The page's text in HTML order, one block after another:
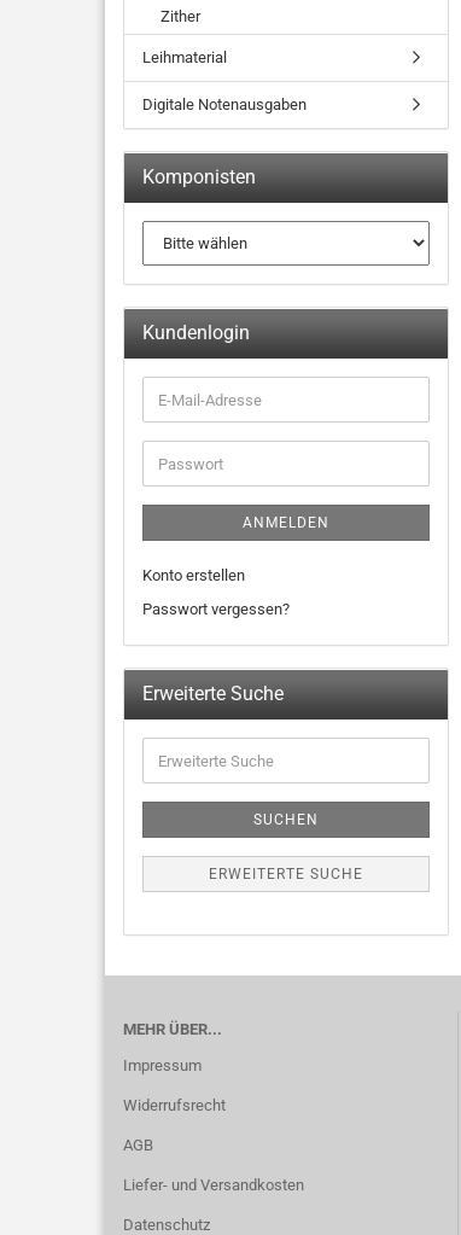
Zither
Leihmaterial
Digitale Notenausgaben
Komponisten
Kundenlogin
ANMELDEN
Konto erstellen
Passwort vergessen?
Erweiterte Suche
SUCHEN
ERWEITERTE SUCHE
MEHR ÜBER...
Impressum
Widerrufsrecht
AGB
Liefer- und Versandkosten
Datenschutz